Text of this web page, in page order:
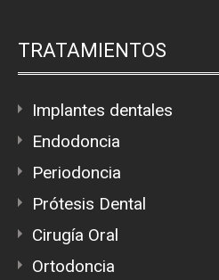
TRATAMIENTOS
Implantes dentales
Endodoncia
Periodoncia
Prótesis Dental
Cirugía Oral
Ortodoncia